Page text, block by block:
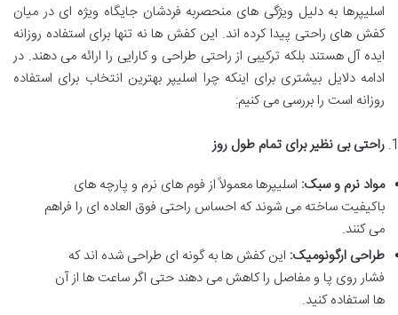
اسلیپرها به دلیل ویژگی های منحصربه فردشان جایگاه ویژه ای در میان
کفش های راحتی پیدا کرده اند. این کفش ها نه تنها برای استفاده روزانه
ایده آل هستند بلکه ترکیبی از راحتی طراحی و کارایی را ارائه می دهند. در
ادامه دلایل بیشتری برای اینکه چرا اسلیپر بهترین انتخاب برای استفاده
روزانه است را بررسی می کنیم:
راحتی بی نظیر برای تمام طول روز
مواد نرم و سبک: اسلیپرها معمولاً از فوم های نرم و پارچه های
باکیفیت ساخته می شوند که احساس راحتی فوق العاده ای را فراهم
می کنند.
طراحی ارگونومیک: این کفش ها به گونه ای طراحی شده اند که
فشار روی پا و مفاصل را کاهش می دهند حتی اگر ساعت ها از آن
ها استفاده کنید.